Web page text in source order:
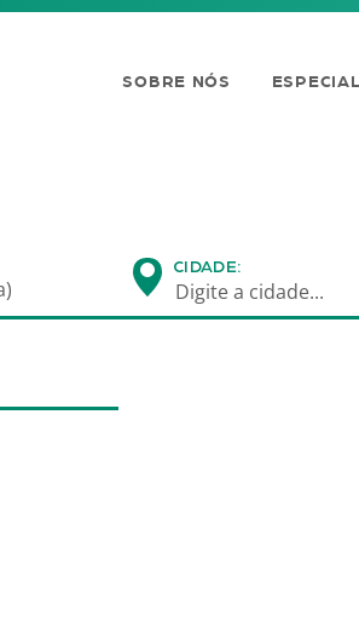
SOBRE NÓS
CIDADE:
Digite a cidade...